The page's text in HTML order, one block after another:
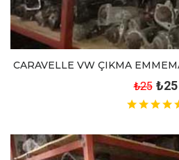
CARAVELLE VW ÇIKMA
₺25 ₺25